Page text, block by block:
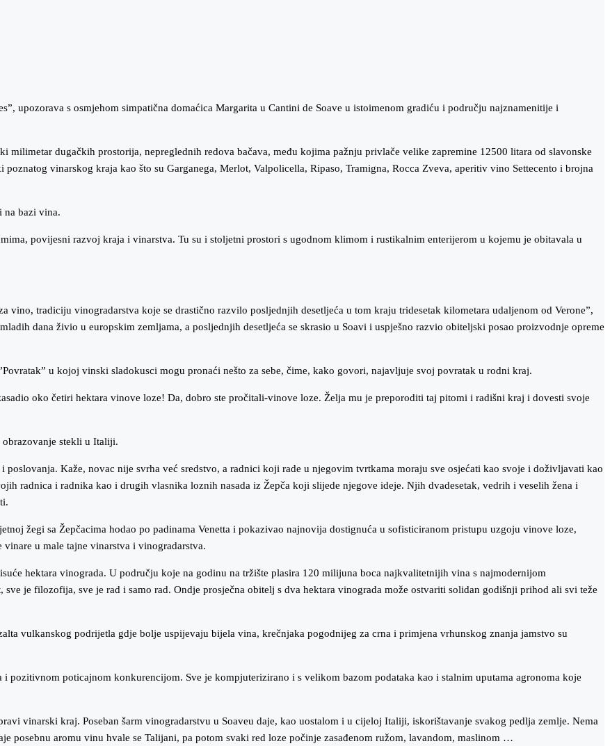
upozorava s osmjehom simpatična domaćica Margarita u Cantini de Soave u istoimenom gradiću i području najznamenitije i
dugačkih prostorija, nepreglednih redova bačava, među kojima pažnju privlače velike zapremine 12500 litara od slavonske
vinarskog kraja kao što su Garganega, Merlot, Valpolicella, Ripaso, Tramigna, Rocca Zveva, aperitiv vino Settecento i brojna
na bazi vina.
povijesni razvoj kraja i vinarstva. Tu su i stoljetni prostori s ugodnom klimom i rustikalnim enterijerom u kojemu je obitavala u
vino, tradiciju vinogradarstva koje se drastično razvilo posljednjih desetljeća u tom kraju tridesetak kilometara udaljenom od Verone”,
dana živio u europskim zemljama, a posljednjih desetljeća se skrasio u Soavi i uspješno razvio obiteljski posao proizvodnje opreme
u kojoj vinski sladokusci mogu pronaći nešto za sebe, čime, kako govori, najavljuje svoj povratak u rodni kraj.
oko četiri hektara vinove loze! Da, dobro ste pročitali-vinove loze. Želja mu je preporoditi taj pitomi i radišni kraj i dovesti svoje
stekli u Italiji.
Kaže, novac nije svrha već sredstvo, a radnici koji rade u njegovim tvrtkama moraju sve osjećati kao svoje i doživljavati kao
radnica i radnika kao i drugih vlasnika loznih nasada iz Žepča koji slijede njegove ideje. Njih dvadesetak, vedrih i veselih žena i
žegi sa Žepčacima hodao po padinama Venetta i pokazivao najnovija dostignuća u sofisticiranom pristupu uzgoju vinove loze,
u male tajne vinarstva i vinogradarstva.
hektara vinograda. U području koje na godinu na tržište plasira 120 milijuna boca najkvalitetnijih vina s najmodernijom
je filozofija, sve je rad i samo rad. Ondje prosječna obitelj s dva hektara vinograda može ostvariti solidan godišnji prihod ali svi teže
vulkanskog podrijetla gdje bolje uspijevaju bijela vina, krečnjaka pogodnijeg za crna i primjena vrhunskog znanja jamstvo su
pozitivnom poticajnom konkurencijom. Sve je kompjuterizirano i s velikom bazom podataka kao i stalnim uputama agronoma koje
vinarski kraj. Poseban šarm vinogradarstvu u Soaveu daje, kao uostalom i u cijeloj Italiji, iskorištavanje svakog pedlja zemlje. Nema
posebnu aromu vinu hvale se Talijani, pa potom svaki red loze počinje zasađenom ružom, lavandom, maslinom …